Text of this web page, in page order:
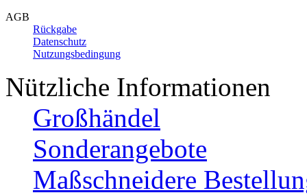
AGB
Rückgabe
Datenschutz
Nutzungsbedingung
Nützliche Informationen
Großhändel
Sonderangebote
Maßschneidere